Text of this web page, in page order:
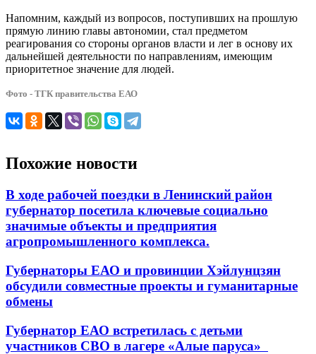
Напомним, каждый из вопросов, поступивших на прошлую
прямую линию главы автономии, стал предметом
реагирования со стороны органов власти и лег в основу их
дальнейшей деятельности по направлениям, имеющим
приоритетное значение для людей.
Фото - ТГК правительства ЕАО
Похожие новости
В ходе рабочей поездки в Ленинский район
губернатор посетила ключевые социально
значимые объекты и предприятия
агропромышленного комплекса.
Губернаторы ЕАО и провинции Хэйлунцзян
обсудили совместные проекты и гуманитарные
обмены
Губернатор ЕАО встретилась с детьми
участников СВО в лагере «Алые паруса»